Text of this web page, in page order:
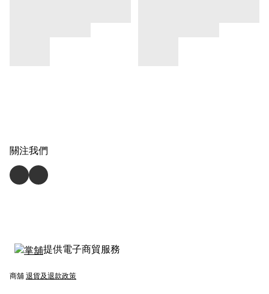
關注我們
提供電子商貿服務
商舖 退貨及退款政策